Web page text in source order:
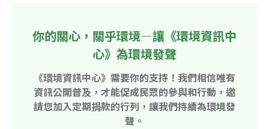
你的關心，關乎環境—讓《環境資訊中
心》為環境發聲
《環境資訊中心》需要你的支持！我們相信唯有
資訊公開普及，才能促成民眾的參與和行動，邀
請您加入定期捐款的行列，讓我們持續為環境發
聲。